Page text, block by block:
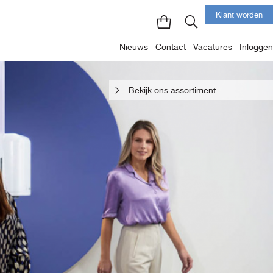
Nieuws Contact Vacatures Inloggen
Klant worden
Bekijk ons assortiment